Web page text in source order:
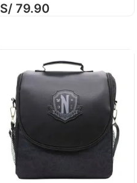
S/ 79.90